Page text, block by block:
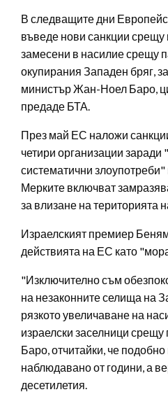
В следващите дни
въведе нови санкции срещу
замесени в насилие срещу
окупирания Западен бряг,
министър Жан-Ноел Баро,
предаде БТА.
През май ЕС наложи
четири организации заради
систематични
Мерките включват
за влизане на територията
Израелският премиер
действията на ЕС като
"Изключително съм
на незаконните селища на
рязкото увеличаване на
израелски заселници срещу
Баро, отчитайки, че
наблюдавано от години, а
десетилетия.